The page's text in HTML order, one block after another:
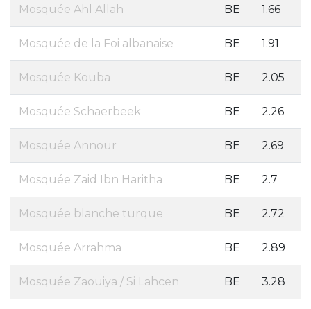
Mosquée Ahl Allah BE 1.66
Mosquée de la Foi albanaise BE 1.91
Mosquée Kouba BE 2.05
Mosquée Schaerbeek BE 2.26
Mosquée Annour BE 2.69
Mosquée Zaid Ibn Haritha BE 2.7
Mosquée blanche turque BE 2.72
Mosquée Arrahma BE 2.89
Mosquée Zaouiya / Si Lahcen BE 3.28